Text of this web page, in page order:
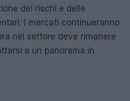
dei rischi e delle
I mercati continueranno
nel settore deve rimanere
a un panorama in